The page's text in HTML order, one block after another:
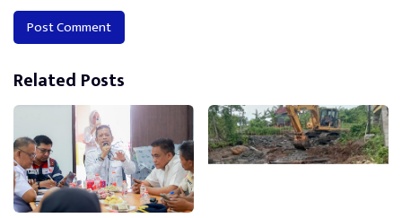
Alternative:
Related Posts